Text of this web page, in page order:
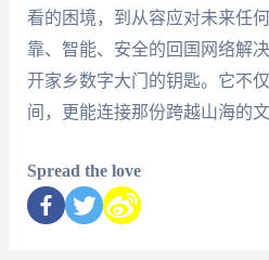
看的困境，到从容应对未来任
靠、智能、安全的回国网络解
开家乡数字大门的钥匙。它不
间，更能连接那份跨越山海的
Spread the love